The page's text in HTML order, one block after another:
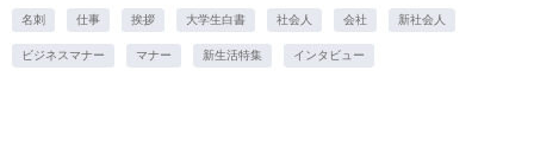
名刺 仕事 挨拶 大学生白書 社会人 会社 新社会人
ビジネスマナー マナー 新生活特集 インタビュー